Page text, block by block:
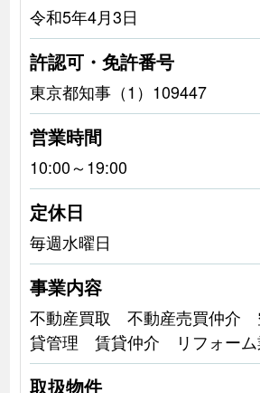
令和5年4月3日
許認可・免許番号
東京都知事（1）109447
営業時間
10:00～19:00
定休日
毎週水曜日
事業内容
不動産買取 不動産売買仲介
貸管理 賃貸仲介 リフォーム
取扱物件